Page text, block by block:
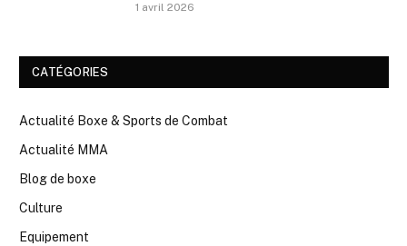
1 avril 2026
CATÉGORIES
Actualité Boxe & Sports de Combat
Actualité MMA
Blog de boxe
Culture
Equipement